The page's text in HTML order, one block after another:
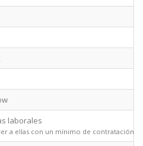
laborales
a ellas con un mínimo de contratación